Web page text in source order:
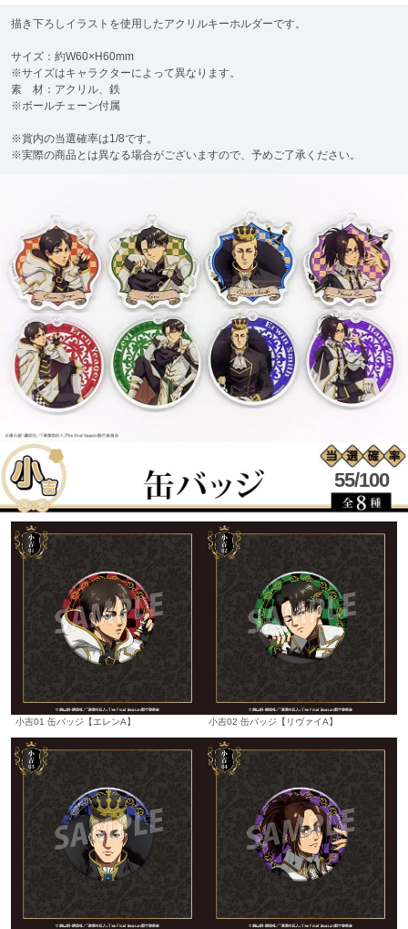
描き下ろしイラストを使用したアクリルキーホルダーです。
サイズ：約W60×H60mm
※サイズはキャラクターによって異なります。
素 材：アクリル、鉄
※ボールチェーン付属
※賞内の当選確率は1/8です。
※実際の商品とは異なる場合がございますので、予めご了承ください。
55/100
小吉01 缶バッジ【エレンA】 小吉02 缶バッジ【リヴァイA】